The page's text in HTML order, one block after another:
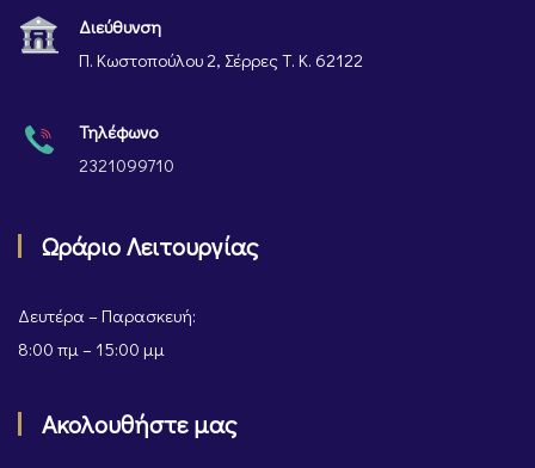
Διεύθυνση
Π. Κωστοπούλου 2, Σέρρες Τ. Κ. 62122
Τηλέφωνο
2321099710
Ωράριο Λειτουργίας
Δευτέρα – Παρασκευή:
8:00 πμ – 15:00 μμ
Ακολουθήστε μας